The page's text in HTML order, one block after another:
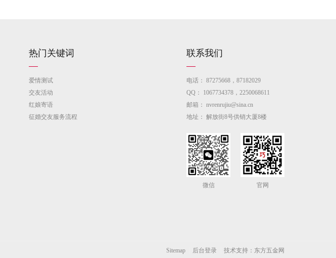
热门关键词
爱情测试
交友活动
红娘寄语
征婚交友服务流程
联系我们
电话： 87275668，87182029
QQ：
1067734378，2250068611
邮箱： nvrenrujiu@sina.cn
地址： 解放街8号供销大厦8楼
微信 官网
Sitemap 后台登录 技术支持：东方五金网